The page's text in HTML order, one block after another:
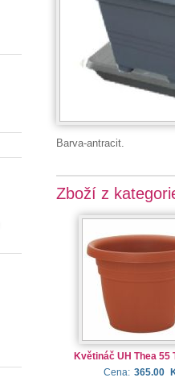
Barva-antracit.
Zboží z
Květináč UH Thea 55
Cena: 365.00